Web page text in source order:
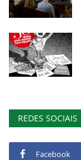
REDES SOCIAIS
Facebook